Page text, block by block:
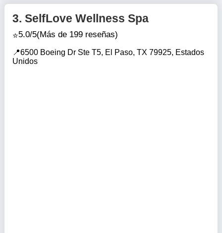
3. SelfLove Wellness Spa
5.0/5(Más de 199 reseñas)
6500 Boeing Dr Ste T5, El Paso, TX 79925, Estados
Unidos